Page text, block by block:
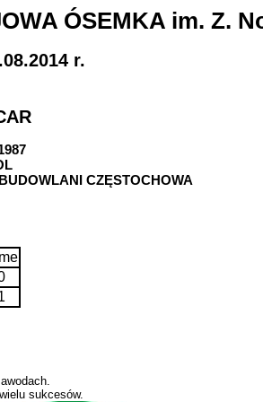
ÓSEMKA im. Z.
r.
CZĘSTOCHOWA
sukcesów.